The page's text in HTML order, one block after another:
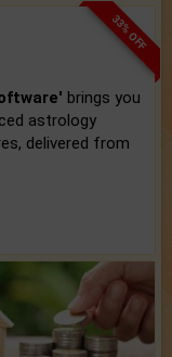
33% OFF
brings you
astrology
delivered from